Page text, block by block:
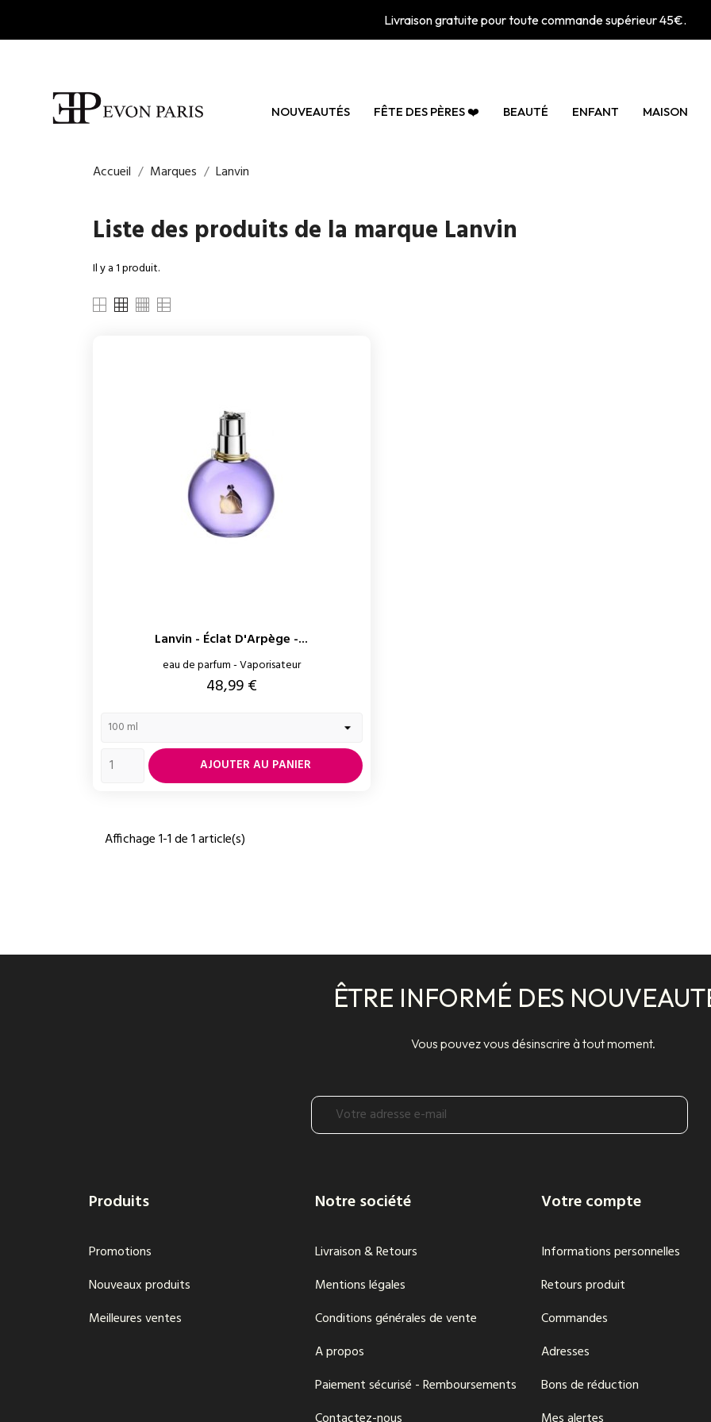
Livraison gratuite pour toute commande supérieur 45€.
NOUVEAUTÉS FÊTE DES PÈRES ❤️ BEAUTÉ ENFANT MAISON
Accueil Marques Lanvin
Liste des produits de la marque Lanvin
Il y a 1 produit.
Lanvin - Éclat D'Arpège -...
eau de parfum - Vaporisateur
Prix
48,99 €
AJOUTER AU PANIER
Affichage 1-1 de 1 article(s)
ÊTRE INFORMÉ DES
Vous pouvez vous désinscrire à tout moment.
Produits
Promotions
Nouveaux produits
Meilleures ventes
Notre société
Livraison & Retours
Mentions légales
Conditions générales de vente
A propos
Paiement sécurisé - Remboursements
Votre compte
Informations personnelles
Retours produit
Commandes
Adresses
Bons de réduction